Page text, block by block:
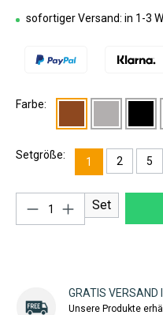
sofortiger Versand: in 1-3
Farbe:
Setgröße:
1 2 5
Produkt Anzahl:
Set
GRATIS VERSAND
Unsere Produkte